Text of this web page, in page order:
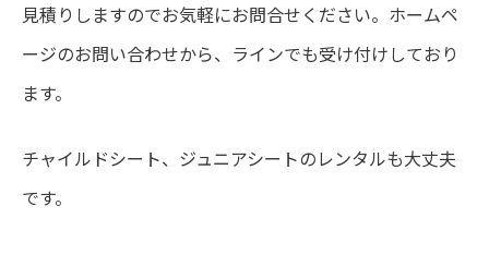
見積りしますのでお気軽にお問合せください。ホームペ
ージのお問い合わせから、ラインでも受け付けしており
ます。
チャイルドシート、ジュニアシートのレンタルも大丈夫
です。